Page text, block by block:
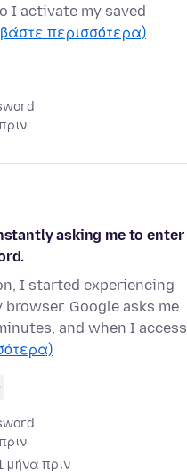
I activate my saved
περισσότερα)
asking me to enter
I started experiencing
Google asks me
and when I access
μήνα πριν